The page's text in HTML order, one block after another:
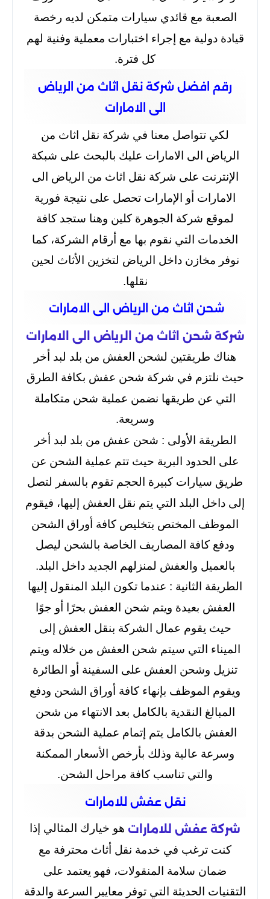
الصعبة مع قائدي سيارات متمكن لديه رخصة
قيادة دولية مع إجراء اختبارات معملية وفنية لهم
كل فترة.
رقم افضل شركة نقل اثاث من الرياض
الى الامارات
لكي تتواصل معنا في شركة نقل اثاث من
الرياض الى الامارات عليك بالبحث على شبكة
الإنترنت على شركة نقل اثاث من الرياض الى
الامارات أو الإمارات تحصل على نتيجة فورية
لموقع شركة الجوهرة كلين وهنا ستجد كافة
الخدمات التي نقوم بها مع أرقام الشركة، كما
نوفر مخازن داخل الرياض لتخزين الأثاث لحين
نقلها.
شحن اثاث من الرياض الى الامارات
شركة شحن اثاث من الرياض الى الامارات
هناك طريقتين لشحن العفش من بلد لبد أخر
حيث نلتزم في شركة شحن عفش بكافة الطرق
التي عن طريقها نضمن عملية شحن متكاملة
وسريعة.
الطريقة الأولى : شحن عفش من بلد لبد أخر
على الحدود البرية حيث تتم عملية الشحن عن
طريق سيارات كبيرة الحجم تقوم بالسفر لتصل
إلى داخل البلد التي يتم نقل العفش إليها، فيقوم
الموظف المختص بتخليص كافة أوراق الشحن
ودفع كافة المصاريف الخاصة بالشحن ليصل
بالعميل والعفش لمنزلهم الجديد داخل البلد.
الطريقة الثانية : عندما تكون البلد المنقول إليها
العفش بعيدة ويتم شحن العفش بحرًا أو جوًا
حيث يقوم عمال الشركة بنقل العفش إلى
الميناء التي سيتم شحن العفش من خلاله ويتم
تنزيل وشحن العفش على السفينة أو الطائرة
ويقوم الموظف بإنهاء كافة أوراق الشحن ودفع
المبالغ النقدية بالكامل بعد الانتهاء من شحن
العفش بالكامل يتم إتمام عملية الشحن بدقة
وسرعة عالية وذلك بأرخص الأسعار الممكنة
والتي تناسب كافة مراحل الشحن.
نقل عفش للامارات
شركة عفش للامارات هو خيارك المثالي إذا
كنت ترغب في خدمة نقل أثاث محترفة مع
ضمان سلامة المنقولات، فهو يعتمد على
التقنيات الحديثة التي توفر معايير السرعة والدقة